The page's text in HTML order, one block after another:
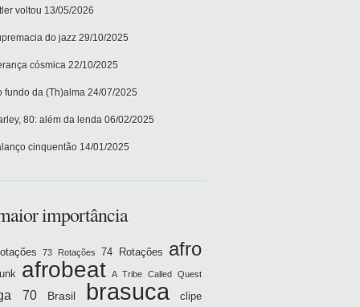
voltou 13/05/2026
do jazz 29/10/2025
cósmica 22/10/2025
fundo da (Th)alma 24/07/2025
80: além da lenda 06/02/2025
cinquentão 14/01/2025
importância
73 Rotações 74 Rotações afro
afrobeat A Tribe Called Quest
70 Brasil brasuca
clipe